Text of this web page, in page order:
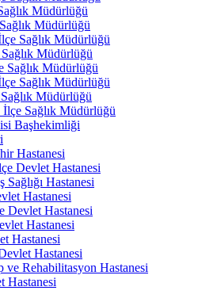
Müdürlüğü
Müdürlüğü
Sağlık Müdürlüğü
Müdürlüğü
Sağlık Müdürlüğü
Sağlık Müdürlüğü
Müdürlüğü
Sağlık Müdürlüğü
Başhekimliği
Hastanesi
Devlet Hastanesi
Sağlığı Hastanesi
Hastanesi
Devlet Hastanesi
Hastanesi
Hastanesi
Hastanesi
ve Rehabilitasyon Hastanesi
Hastanesi